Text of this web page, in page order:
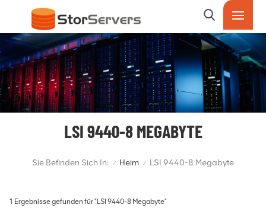
LSI 9440-8 MEGABYTE
Sie Befinden Sich In: / Heim / LSI 9440-8 Megabyte
1 Ergebnisse gefunden für "LSI 9440-8 Megabyte"